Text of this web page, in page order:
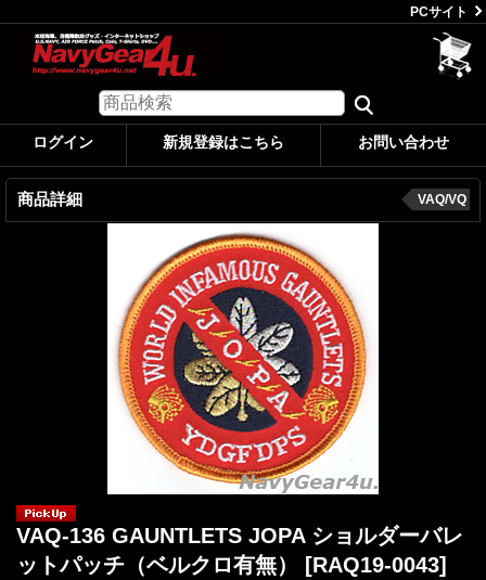
PCサイト
ログイン 新規登録はこちら お問い合わせ
商品詳細 VAQ/VQ
VAQ-136 GAUNTLETS JOPA ショルダーバレ
ットパッチ（ベルクロ有無） [RAQ19-0043]